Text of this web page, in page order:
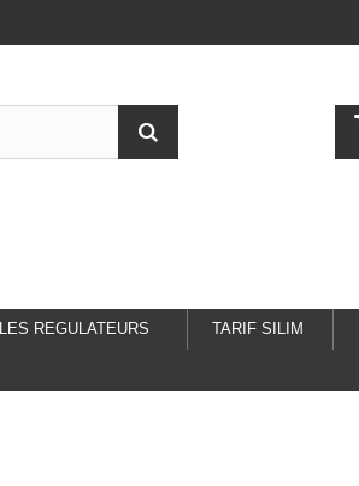
LES REGULATEURS TARIF SILIM